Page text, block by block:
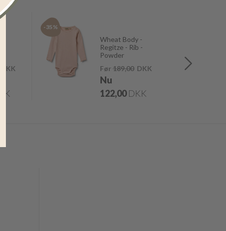
DKK
-35%
Wheat Body -
Regitze - Rib -
Powder
Før 189,00DKK
Nu
122,00 DKK